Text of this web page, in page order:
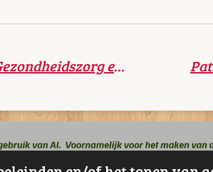
Conclusie inspectie Gezondheidszorg en Jeugd: Jong JGZ staat er goed voor